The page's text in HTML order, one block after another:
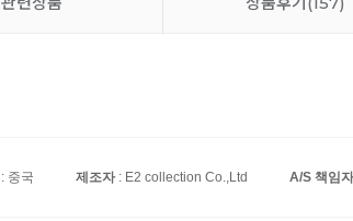
: 중국 제조자: E2 collection Co.,Ltd A/S 책임